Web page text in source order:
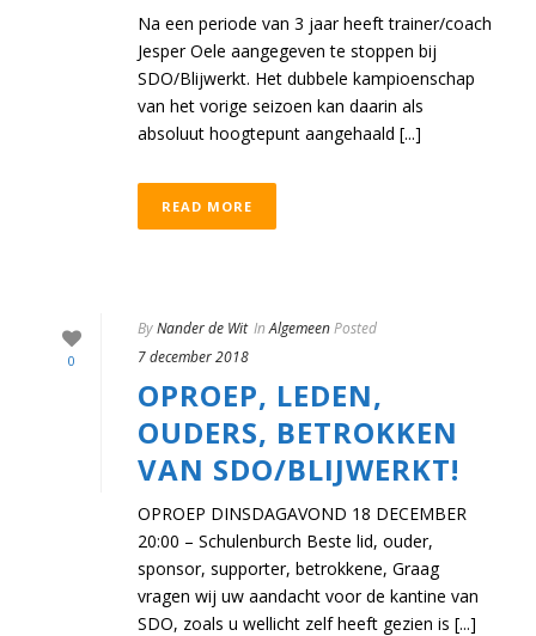
Na een periode van 3 jaar heeft trainer/coach
Jesper Oele aangegeven te stoppen bij
SDO/Blijwerkt. Het dubbele kampioenschap
van het vorige seizoen kan daarin als
absoluut hoogtepunt aangehaald [...]
READ MORE
0
ByNander de Wit InAlgemeenPosted
7 december 2018
OPROEP, LEDEN,
OUDERS, BETROKKEN
VAN SDO/BLIJWERKT!
OPROEP DINSDAGAVOND 18 DECEMBER
20:00 – Schulenburch Beste lid, ouder,
sponsor, supporter, betrokkene, Graag
vragen wij uw aandacht voor de kantine van
SDO, zoals u wellicht zelf heeft gezien is [...]